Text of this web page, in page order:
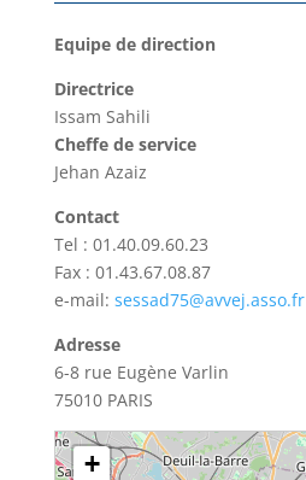
Equipe de direction
Directrice
Issam Sahili
Cheffe de service
Jehan Azaiz
Contact
Tel : 01.40.09.60.23
Fax : 01.43.67.08.87
e-mail: sessad75@avvej.asso.fr
Adresse
6-8 rue Eugène Varlin
75010 PARIS
chargement de la carte - veuillez patienter...
+